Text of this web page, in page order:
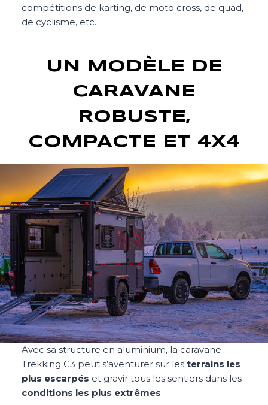
compétitions de karting, de moto cross, de quad,
de cyclisme, etc.
UN MODÈLE DE
CARAVANE
ROBUSTE,
COMPACTE ET 4X4
Avec sa structure en aluminium, la caravane
Trekking C3 peut s’aventurer sur les terrains les
plus escarpés et gravir tous les sentiers dans les
conditions les plus extrêmes.